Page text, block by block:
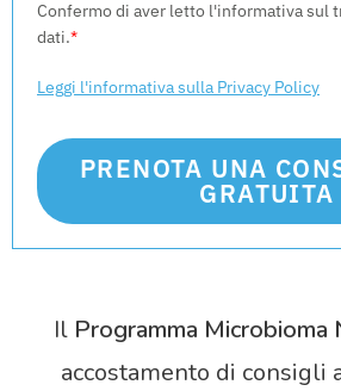
Confermo di aver letto l'informativa sul
dati.*
Leggi l'informativa sulla Privacy Policy
PRENOTA UNA
GRATUITA
Il Programma Microbioma
accostamento di consigli